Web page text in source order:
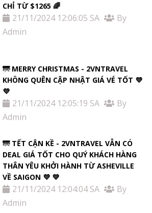
CHỈ TỪ $1265 🌈
21/11/2024 12:06:05 SA
By
Admin
🌁 MERRY CHRISTMAS - 2VNTRAVEL
KHÔNG QUÊN CẬP NHẬT GIÁ VÉ TỐT 💜
💜
21/11/2024 12:05:19 SA
By
Admin
🌁 TẾT CẬN KỀ - 2VNTRAVEL VẪN CÓ
DEAL GIÁ TỐT CHO QUÝ KHÁCH HÀNG
THÂN YÊU KHỞI HÀNH TỪ ASHEVILLE
VỀ SAIGON 💜 💜
21/11/2024 12:04:04 SA
By
Admin